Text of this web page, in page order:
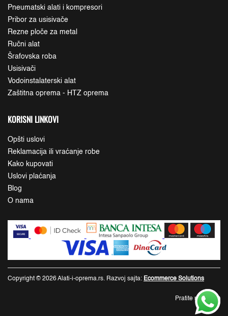
Pneumatski alati i kompresori
Pribor za usisivače
Rezne ploče za metal
Ručni alat
Šrafovska roba
Usisivači
Vodoinstalaterski alat
Zaštitna oprema - HTZ oprema
KORISNI LINKOVI
Opšti uslovi
Reklamacija ili vraćanje robe
Kako kupovati
Uslovi plaćanja
Blog
O nama
Copyright © 2026 Alati-i-oprema.rs. Razvoj sajta: Ecommerce Solutions
Pratite nas: